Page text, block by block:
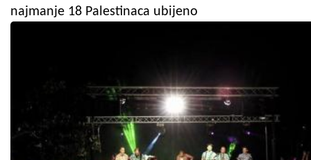
najmanje 18 Palestinaca ubijeno